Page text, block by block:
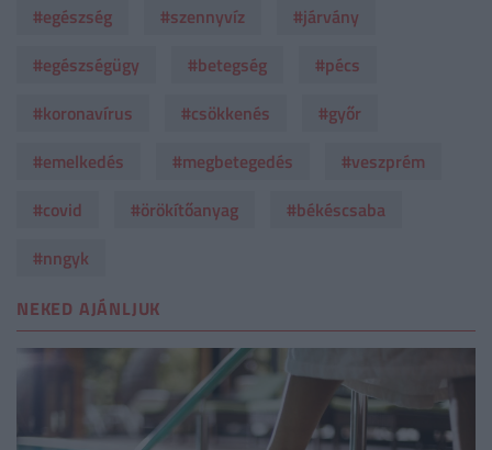
#egészség #szennyvíz
#járvány
#egészségügy
#betegség
#pécs
#koronavírus
#csökkenés
#győr
#emelkedés
#megbetegedés
#veszprém
#covid
#örökítőanyag
#békéscsaba
#nngyk
NEKED AJÁNLJUK